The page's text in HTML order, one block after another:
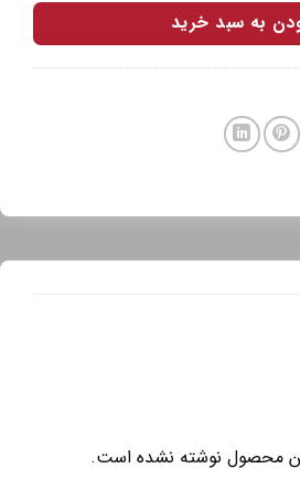
به سبد خرید
محصول نوشته نشده است.